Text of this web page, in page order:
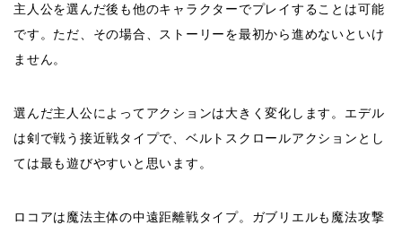
主人公を選んだ後も他のキャラクターでプレイすることは可能
です。ただ、その場合、ストーリーを最初から進めないといけ
ません。
選んだ主人公によってアクションは大きく変化します。エデル
は剣で戦う接近戦タイプで、ベルトスクロールアクションとし
ては最も遊びやすいと思います。
ロコアは魔法主体の中遠距離戦タイプ。ガブリエルも魔法攻撃